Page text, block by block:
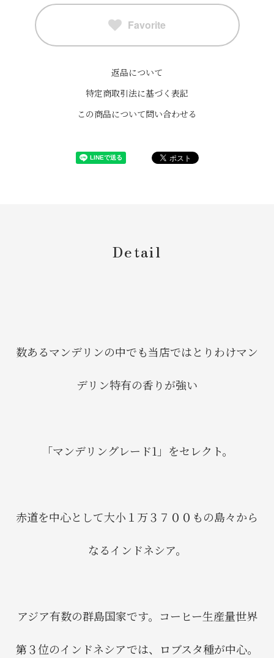
Favorite
返品について
特定商取引法に基づく表記
この商品について問い合わせる
Detail
数あるマンデリンの中でも当店ではとりわけマン
デリン特有の香りが強い
「マンデリングレード1」をセレクト。
赤道を中心として大小１万３７００もの島々から
なるインドネシア。
アジア有数の群島国家です。コーヒー生産量世界
第３位のインドネシアでは、ロブスタ種が中心。